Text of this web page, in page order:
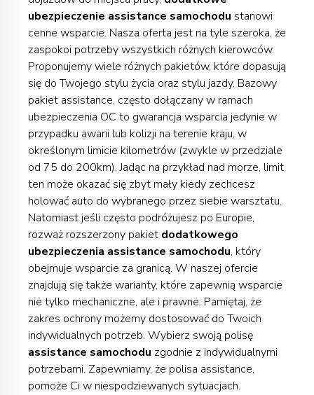
ubezpieczenie assistance samochodu stanowi
cenne wsparcie. Nasza oferta jest na tyle szeroka, że
zaspokoi potrzeby wszystkich różnych kierowców.
Proponujemy wiele różnych pakietów, które dopasują
się do Twojego stylu życia oraz stylu jazdy. Bazowy
pakiet assistance, często dołączany w ramach
ubezpieczenia OC to gwarancja wsparcia jedynie w
przypadku awarii lub kolizji na terenie kraju, w
określonym limicie kilometrów (zwykle w przedziale
od 75 do 200km). Jadąc na przykład nad morze, limit
ten może okazać się zbyt mały kiedy zechcesz
holować auto do wybranego przez siebie warsztatu.
Natomiast jeśli często podróżujesz po Europie,
rozważ rozszerzony pakiet dodatkowego
ubezpieczenia assistance samochodu, który
obejmuje wsparcie za granicą. W naszej ofercie
znajdują się także warianty, które zapewnią wsparcie
nie tylko mechaniczne, ale i prawne. Pamiętaj, że
zakres ochrony możemy dostosować do Twoich
indywidualnych potrzeb. Wybierz swoją polisę
assistance samochodu zgodnie z indywidualnymi
potrzebami. Zapewniamy, że polisa assistance,
pomoże Ci w niespodziewanych sytuacjach.